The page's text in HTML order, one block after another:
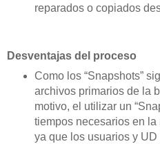
reparados o copiados
Desventajas del proceso
Como los “Snapshots”
archivos primarios de la
motivo, el utilizar un
tiempos necesarios en
ya que los usuarios y